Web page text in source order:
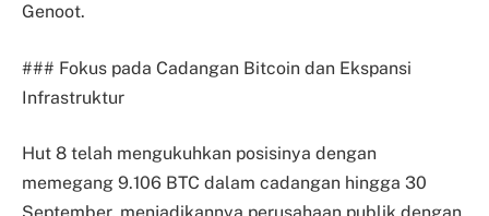
Genoot.
### Fokus pada Cadangan Bitcoin dan Ekspansi
Infrastruktur
Hut 8 telah mengukuhkan posisinya dengan
memegang 9.106 BTC dalam cadangan hingga 30